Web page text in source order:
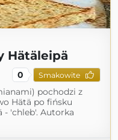
Hätäleipä
0 Smakowite
pochodzi z
Hätä po fińsku
- 'chleb'. Autorka